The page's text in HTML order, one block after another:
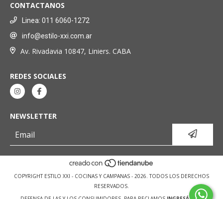
CONTACTANOS
Linea: 011 6060-1272
info@estilo-xxi.com.ar
Av. Rivadavia 10847, Liniers. CABA
REDES SOCIALES
NEWSLETTER
COPYRIGHT ESTILO XXI - COCINAS Y CAMPANAS - 2026. TODOS LOS DERECHOS
RESERVADOS.